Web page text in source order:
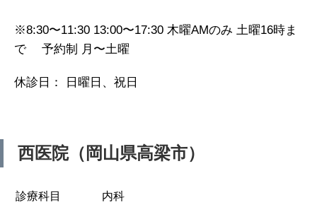
※8:30〜11:30 13:00〜17:30 木曜AMのみ 土曜16時ま
で 予約制 月〜土曜
休診日： 日曜日、祝日
西医院（岡山県高梁市）
診療科目 内科